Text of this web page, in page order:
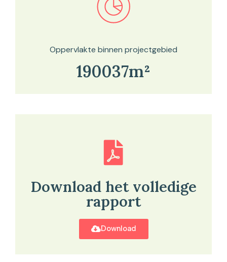
Bekijk in onze kaartviewer
Oppervlakte binnen projectgebied
190037m²
Download het volledige
rapport
Download